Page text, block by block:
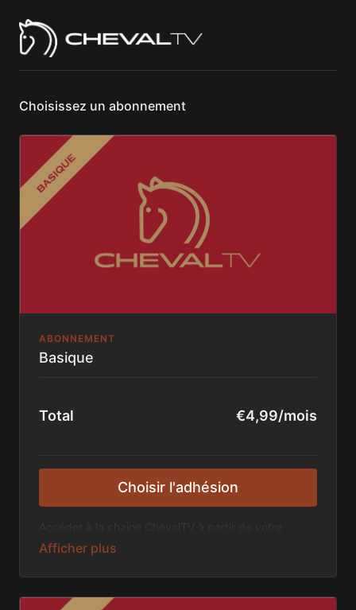
Choisissez un abonnement
ABONNEMENT
Basique
Total €4,99/mois
Choisir l'adhésion
smartphone, tablette ou télévision connectée et
profitez des contenus exclusifs diffusés sur la chaîne
!
Sans engagement, l'abonnement peut-être annulé à